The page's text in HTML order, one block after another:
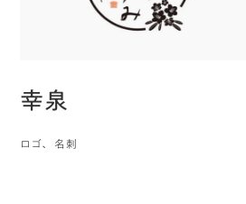
幸泉
ロゴ 名刺
ペ